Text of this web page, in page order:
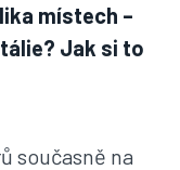
místech –
Jak si to
současně na